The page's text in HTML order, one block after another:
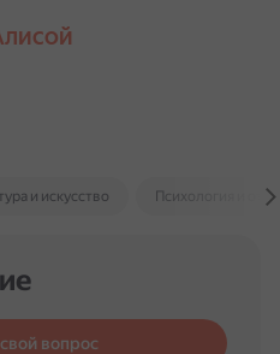
и искусство Психология и
вопрос